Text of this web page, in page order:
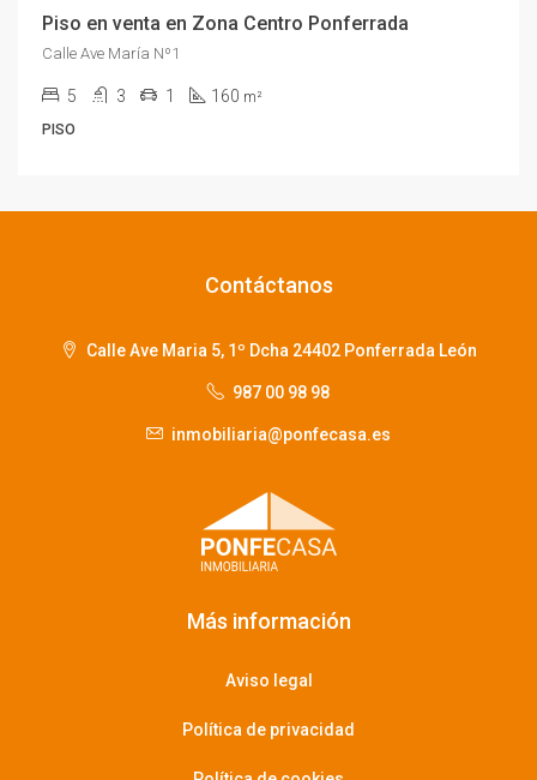
Piso en venta en Zona Centro Ponferrada
Calle Ave María Nº1
5 3 1 160 m²
PISO
Contáctanos
Calle Ave Maria 5, 1º Dcha 24402 Ponferrada León
987 00 98 98
inmobiliaria@ponfecasa.es
Más información
Aviso legal
Política de privacidad